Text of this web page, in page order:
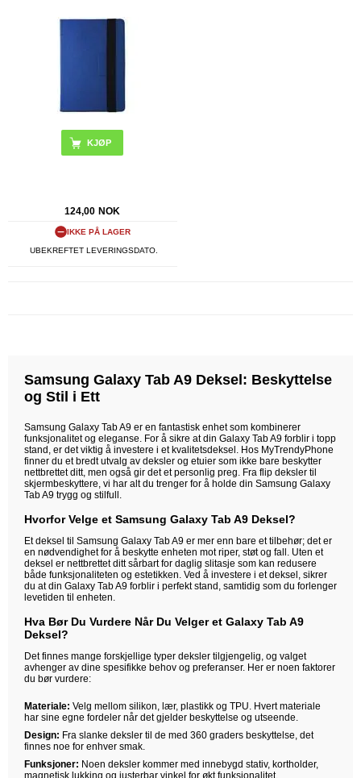
124,00 NOK
IKKE PÅ LAGER
UBEKREFTET LEVERINGSDATO.
Samsung Galaxy Tab A9 Deksel: Beskyttelse
og Stil i Ett
Samsung Galaxy Tab A9 er en fantastisk enhet som kombinerer
funksjonalitet og eleganse. For å sikre at din Galaxy Tab A9 forblir i topp
stand, er det viktig å investere i et kvalitetsdeksel. Hos MyTrendyPhone
finner du et bredt utvalg av deksler og etuier som ikke bare beskytter
nettbrettet ditt, men også gir det et personlig preg. Fra flip deksler til
skjermbeskyttere, vi har alt du trenger for å holde din Samsung Galaxy
Tab A9 trygg og stilfull.
Hvorfor Velge et Samsung Galaxy Tab A9 Deksel?
Et deksel til Samsung Galaxy Tab A9 er mer enn bare et tilbehør; det er
en nødvendighet for å beskytte enheten mot riper, støt og fall. Uten et
deksel er nettbrettet ditt sårbart for daglig slitasje som kan redusere
både funksjonaliteten og estetikken. Ved å investere i et deksel, sikrer
du at din Galaxy Tab A9 forblir i perfekt stand, samtidig som du forlenger
levetiden til enheten.
Hva Bør Du Vurdere Når Du Velger et Galaxy Tab A9
Deksel?
Det finnes mange forskjellige typer deksler tilgjengelig, og valget
avhenger av dine spesifikke behov og preferanser. Her er noen faktorer
du bør vurdere:
Materiale: Velg mellom silikon, lær, plastikk og TPU. Hvert materiale
har sine egne fordeler når det gjelder beskyttelse og utseende.
Design: Fra slanke deksler til de med 360 graders beskyttelse, det
finnes noe for enhver smak.
Funksjoner: Noen deksler kommer med innebygd stativ, kortholder,
magnetisk lukking og justerbar vinkel for økt funksjonalitet.